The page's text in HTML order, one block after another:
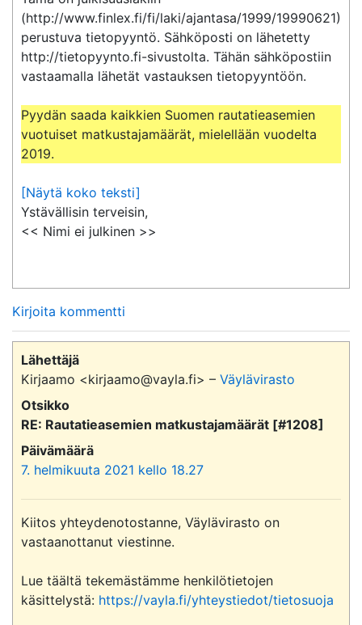
(http://www.finlex.fi/fi/laki/ajantasa/1999/19990621)
perustuva tietopyyntö. Sähköposti on lähetetty
http://tietopyynto.fi-sivustolta. Tähän sähköpostiin
vastaamalla lähetät vastauksen tietopyyntöön.
Pyydän saada kaikkien Suomen rautatieasemien
vuotuiset matkustajamäärät, mielellään vuodelta
2019.
[Näytä koko teksti]
Ystävällisin terveisin,
<< Nimi ei julkinen >>
Kirjoita kommentti
Lähettäjä
Kirjaamo <kirjaamo@vayla.fi> – Väylävirasto
Otsikko
RE: Rautatieasemien matkustajamäärät [#1208]
Päivämäärä
7. helmikuuta 2021 kello 18.27
Kiitos yhteydenotostanne, Väylävirasto on
vastaanottanut viestinne.
Lue täältä tekemästämme henkilötietojen
käsittelystä: https://vayla.fi/yhteystiedot/tietosuoja